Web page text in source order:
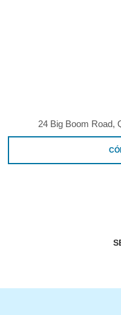
24 Big Boom Road,